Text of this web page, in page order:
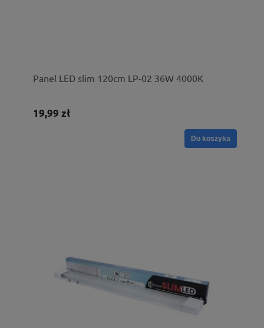
Panel LED slim 120cm LP-02 36W 4000K
19,99 zł
Do koszyka